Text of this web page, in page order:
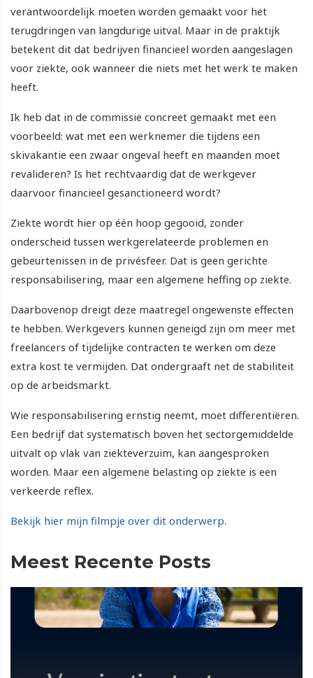
verantwoordelijk moeten worden gemaakt voor het
terugdringen van langdurige uitval. Maar in de praktijk
betekent dit dat bedrijven financieel worden aangeslagen
voor ziekte, ook wanneer die niets met het werk te maken
heeft.
Ik heb dat in de commissie concreet gemaakt met een
voorbeeld: wat met een werknemer die tijdens een
skivakantie een zwaar ongeval heeft en maanden moet
revalideren? Is het rechtvaardig dat de werkgever
daarvoor financieel gesanctioneerd wordt?
Ziekte wordt hier op één hoop gegooid, zonder
onderscheid tussen werkgerelateerde problemen en
gebeurtenissen in de privésfeer. Dat is geen gerichte
responsabilisering, maar een algemene heffing op ziekte.
Daarbovenop dreigt deze maatregel ongewenste effecten
te hebben. Werkgevers kunnen geneigd zijn om meer met
freelancers of tijdelijke contracten te werken om deze
extra kost te vermijden. Dat ondergraaft net de stabiliteit
op de arbeidsmarkt.
Wie responsabilisering ernstig neemt, moet differentiëren.
Een bedrijf dat systematisch boven het sectorgemiddelde
uitvalt op vlak van ziekteverzuim, kan aangesproken
worden. Maar een algemene belasting op ziekte is een
verkeerde reflex.
Bekijk hier mijn filmpje over dit onderwerp.
Meest Recente Posts